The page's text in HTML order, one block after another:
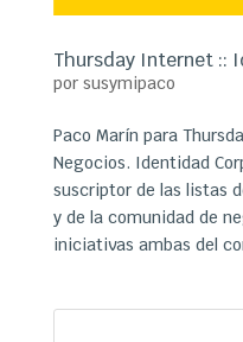
Thursday Internet ::
por susymipaco
Paco Marín para
Negocios. Identidad
suscriptor de las listas
y de la comunidad de
iniciativas ambas del